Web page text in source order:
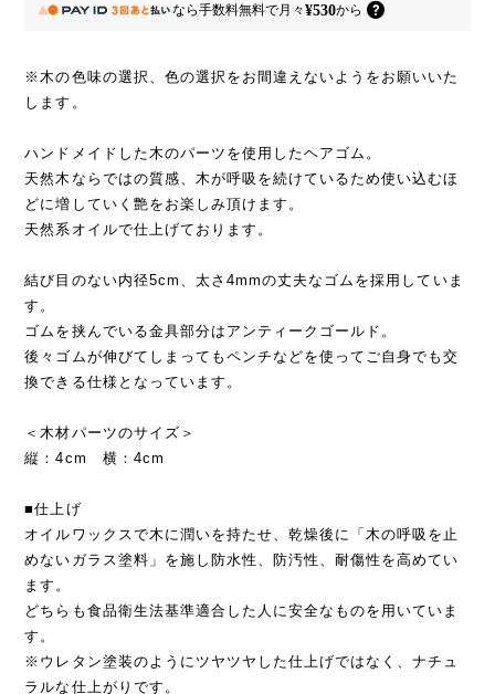
なら手数料無料で月々¥530から
※木の色味の選択、色の選択をお間違えないようをお願いいた
します。
ハンドメイドした木のパーツを使用したヘアゴム。
天然木ならではの質感、木が呼吸を続けているため使い込むほ
どに増していく艶をお楽しみ頂けます。
天然系オイルで仕上げております。
結び目のない内径5cm、太さ4mmの丈夫なゴムを採用していま
す。
ゴムを挟んでいる金具部分はアンティークゴールド。
後々ゴムが伸びてしまってもペンチなどを使ってご自身でも交
換できる仕様となっています。
＜木材パーツのサイズ＞
縦：4cm 横：4cm
■仕上げ
オイルワックスで木に潤いを持たせ、乾燥後に「木の呼吸を止
めないガラス塗料」を施し防水性、防汚性、耐傷性を高めてい
ます。
どちらも食品衛生法基準適合した人に安全なものを用いていま
す。
※ウレタン塗装のようにツヤツヤした仕上げではなく、ナチュ
ラルな仕上がりです。